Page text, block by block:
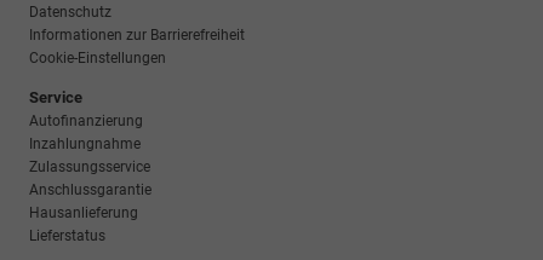
Datenschutz
Informationen zur Barrierefreiheit
Cookie-Einstellungen
Service
Autofinanzierung
Inzahlungnahme
Zulassungsservice
Anschlussgarantie
Hausanlieferung
Lieferstatus